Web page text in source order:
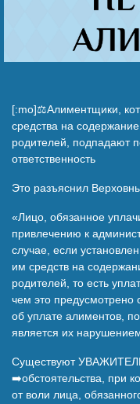
[:mo]⚖️Алиментщики,
средства на
родителей, подпадают
ответственность
Это разъяснил
«Лицо, обязанное
привлечению к
случае, если
им средств на
родителей, то есть
чем это
об уплате алиментов,
является их
Существуют
➡️обстоятельства, при
от воли лица,